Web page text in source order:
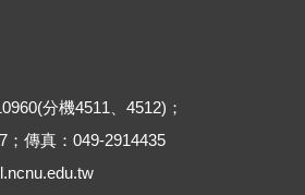
分機4511、4512)；
；傳真：049-2914435